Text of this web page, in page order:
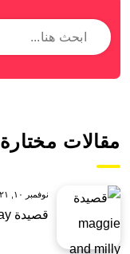
مقالات مختارة
نوفمبر ١٠, ٢٠٢١
قصيدة maggie and milly and molly and may